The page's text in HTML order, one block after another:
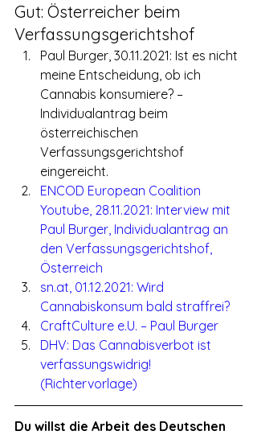
Gut: Österreicher beim
Verfassungsgerichtshof
Paul Burger, 30.11.2021: Ist es nicht
meine Entscheidung, ob ich
Cannabis konsumiere? –
Individualantrag beim
österreichischen
Verfassungsgerichtshof
eingereicht.
ENCOD European Coalition
Youtube, 28.11.2021: Interview mit
Paul Burger, Individualantrag an
den Verfassungsgerichtshof,
Österreich
sn.at, 01.12.2021: Wird
Cannabiskonsum bald straffrei?
CraftCulture e.U. – Paul Burger
DHV: Das Cannabisverbot ist
verfassungswidrig!
(Richtervorlage)
Du willst die Arbeit des Deutschen